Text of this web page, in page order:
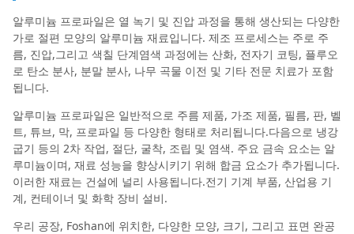
알루미늄 프로파일은 열 녹기 및 진압 과정을 통해 생산되는 다양한
가로 절편 모양의 알루미늄 재료입니다. 제조 프로세스는 주로 주
름, 진압,그리고 색칠 단계염색 과정에는 산화, 전자기 코팅, 플루오
로 탄소 분사, 분말 분사, 나무 곡물 이전 및 기타 전문 치료가 포함
됩니다.
알루미늄 프로파일은 일반적으로 주름 제품, 가조 제품, 필름, 판, 벨
트, 튜브, 막, 프로파일 등 다양한 형태로 처리됩니다.다음으로 냉강
굽기 등의 2차 작업, 절단, 굴착, 조립 및 염색. 주요 금속 요소는 알
루미늄이며, 재료 성능을 향상시키기 위해 합금 요소가 추가됩니다.
이러한 재료는 건설에 널리 사용됩니다.전기 기계 부품, 산업용 기
계, 컨테이너 및 화학 장비 설비.
우리 공장, Foshan에 위치한, 다양한 모양, 크기, 그리고 표면 완공